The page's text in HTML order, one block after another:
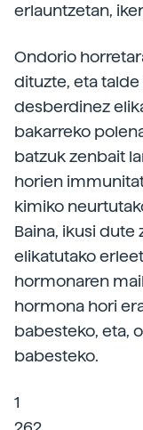
erlauntzetan,
Ondorio
dituzte, eta
desberdinez
bakarreko
batzuk zenbait
horien
kimiko
Baina, ikusi
elikatutako
hormonaren
hormona hori
babesteko, eta,
babesteko.
1